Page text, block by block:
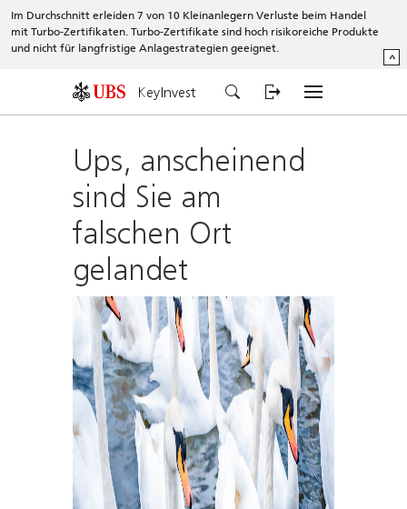
Im Durchschnitt erleiden 7 von 10 Kleinanlegern Verluste beim Handel
mit Turbo-Zertifikaten. Turbo-Zertifikate sind hoch risikoreiche Produkte
und nicht für langfristige Anlagestrategien geeignet.
^
KeyInvest
Ups, anscheinend
sind Sie am
falschen Ort
gelandet